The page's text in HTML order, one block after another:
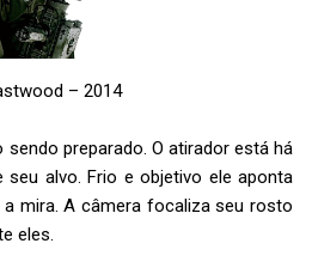
– 2014
preparado. O atirador está há
seu alvo. Frio e objetivo ele aponta
mira. A câmera focaliza seu rosto
eles.